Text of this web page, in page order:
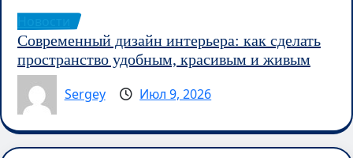
Современный дизайн интерьера: как сделать
пространство удобным, красивым и живым
Sergey
Июл 9, 2026